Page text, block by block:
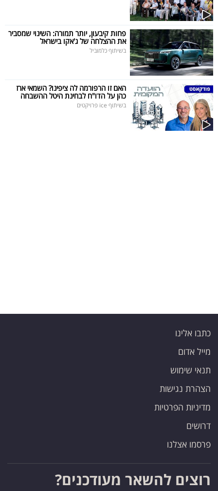
פחות קיבעון, יותר תמורה: השינוי שמסביר
את ההצלחה של ג'אקו בישראל
בשיתוף כלמוביל
האם זו הרפורמה לה ציפינו? השמאי ארז
כהן על הדו"ח לבחינת היטל ההשבחה
בשיתוף ice פרויקטים
כתבו אלינו
מייל אדום
תנאי שימוש
הצהרת נגישות
מדיניות הפרטיות
דרושים
פרסמו אצלנו
רוצים להשאר מעודכנים?